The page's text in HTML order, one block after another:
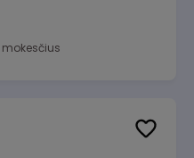
mokesčius